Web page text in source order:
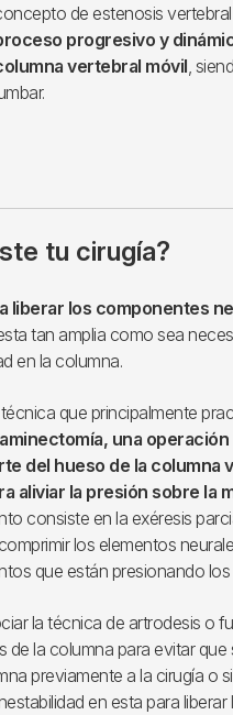
de estenosis
progresivo y
vertebral móvil ,
tu cirugía?
liberar los componentes
tan amplia como sea
en la columna.
que principalmente
una
del hueso de la columna
aliviar la presión sobre la
consiste en la exéresis
los elementos
que están presionando
la técnica de artrodesis o
de la columna para evitar
previamente a la cirugía o
en esta para